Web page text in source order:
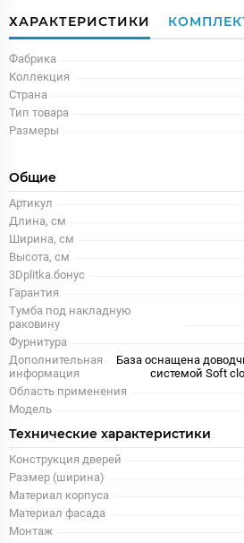
ХАРАКТЕРИСТИКИ
Фабрика
Коллекция
Страна
Тип товара
Размеры
Общие
Артикул
Длина, см
Ширина, см
Высота, см
3Dplitka.бонус
Гарантия
Тумба под накладную
раковину
Фурнитура
Дополнительная
информация
База оснащена
системой Soft
Область применения
Модель
Технические характеристики
Конструкция дверей
Размер (ширина)
Материал корпуса
Материал фасада
Монтаж